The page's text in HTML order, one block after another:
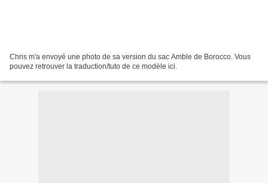
Chris m'a envoyé une photo de sa version du sac Amble de Borocco. Vous
pouvez retrouver la traduction/tuto de ce modèle ici.